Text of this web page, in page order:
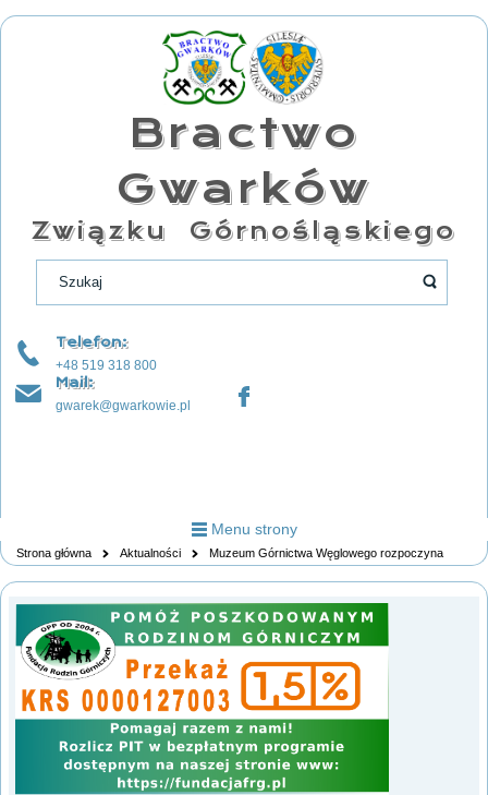
Bractwo
Gwarków
Związku Górnośląskiego
Telefon:
+48 519 318 800
Mail:
gwarek@gwarkowie.pl
Menu strony
Strona główna Aktualności Muzeum Górnictwa Węglowego rozpoczyna